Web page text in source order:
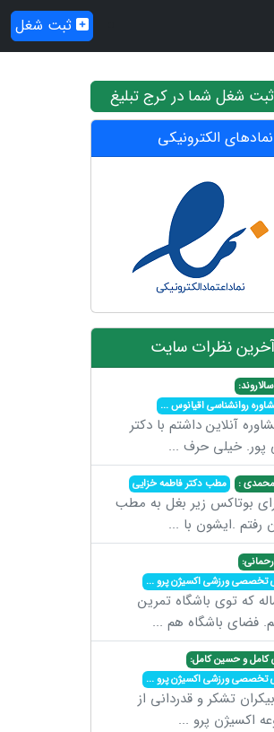
ثبت شغل
ثبت شغل شما در کرج تبلیغ
نمادهای الکترونیکی
نظرات سایت
روانشناسی اقیانوس...
آنلاین داشتم با دکتر
پور. خیلی حرف ...
محمدی : مطب دکتر فاطمه خزایی
بوتاکس زیر بغل به مطب
رفتم .ایشون با ...
تخصصی ورزشی اکسیژن پرو...
که توی باشگاه تمرین
فضای باشگاه هم ...
کامل و حسین کامل:
تخصصی ورزشی اکسیژن پرو...
تشکر و قدردانی از
اکسیژن پرو ...